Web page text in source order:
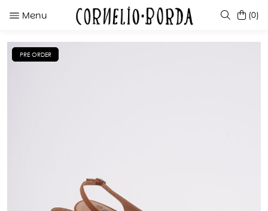
Menu (0)
SUGERENCIAS
PRE ORDER